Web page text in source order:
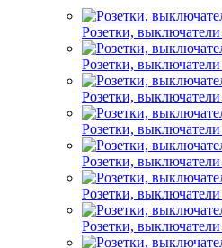
Розетки,
Розетки, выключатели
Розетки,
Розетки,
Розетки,
Розетки,
Розетки,